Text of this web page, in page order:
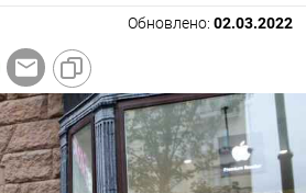
Обновлено: 02.03.2022